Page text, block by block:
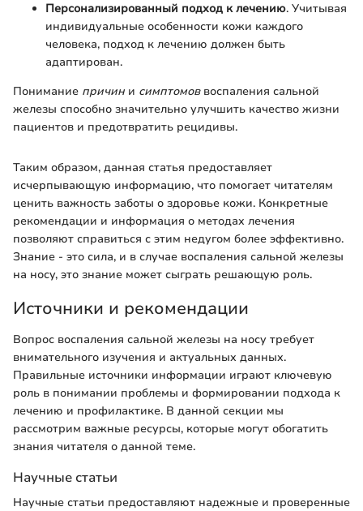
Персонализированный подход к лечению. Учитывая
индивидуальные особенности кожи каждого
человека, подход к лечению должен быть
адаптирован.
Понимание причин и симптомоввоспаления сальной
железы способно значительно улучшить качество жизни
пациентов и предотвратить рецидивы.
Таким образом, данная статья предоставляет
исчерпывающую информацию, что помогает читателям
ценить важность заботы о здоровье кожи. Конкретные
рекомендации и информация о методах лечения
позволяют справиться с этим недугом более эффективно.
Знание - это сила, и в случае воспаления сальной железы
на носу, это знание может сыграть решающую роль.
Источники и рекомендации
Вопрос воспаления сальной железы на носу требует
внимательного изучения и актуальных данных.
Правильные источники информации играют ключевую
роль в понимании проблемы и формировании подхода к
лечению и профилактике. В данной секции мы
рассмотрим важные ресурсы, которые могут обогатить
знания читателя о данной теме.
Научные статьи
Научные статьи предоставляют надежные и проверенные